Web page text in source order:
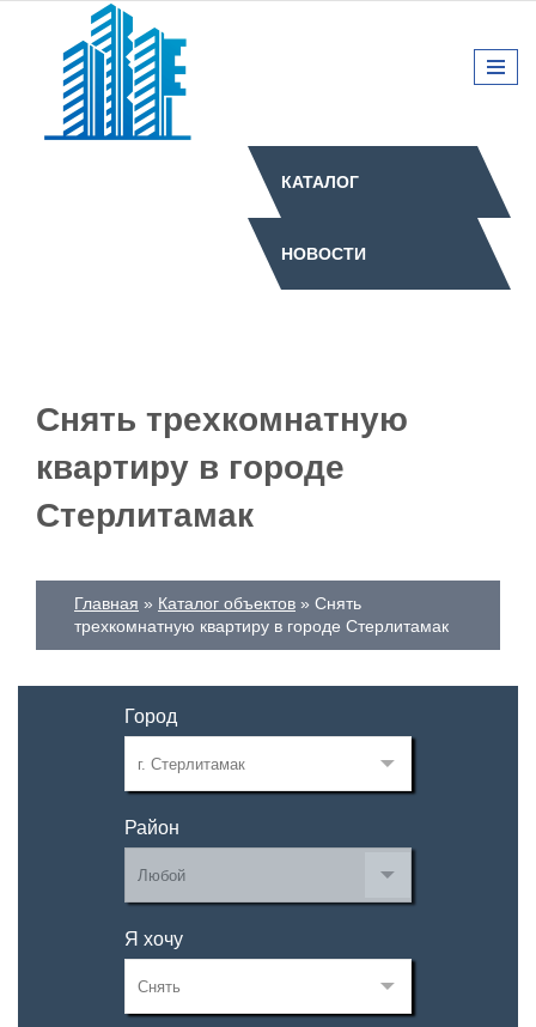
КАТАЛОГ
НОВОСТИ
Снять трехкомнатную
квартиру в городе
Стерлитамак
Главная Каталог объектов
Снять
трехкомнатную квартиру в городе Стерлитамак
Город
Район
Я хочу